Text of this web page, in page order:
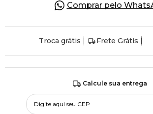
Comprar pelo
Troca grátis Frete Grátis
Calcule sua entrega